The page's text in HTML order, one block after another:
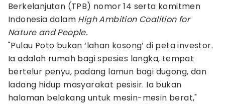
Berkelanjutan (TPB) nomor 14 serta komitmen
Indonesia dalam High Ambition Coalition for
Nature and People.
"Pulau Poto bukan ‘lahan kosong’ di peta investor.
Ia adalah rumah bagi spesies langka, tempat
bertelur penyu, padang lamun bagi dugong, dan
ladang hidup masyarakat pesisir. Ia bukan
halaman belakang untuk mesin-mesin berat,"